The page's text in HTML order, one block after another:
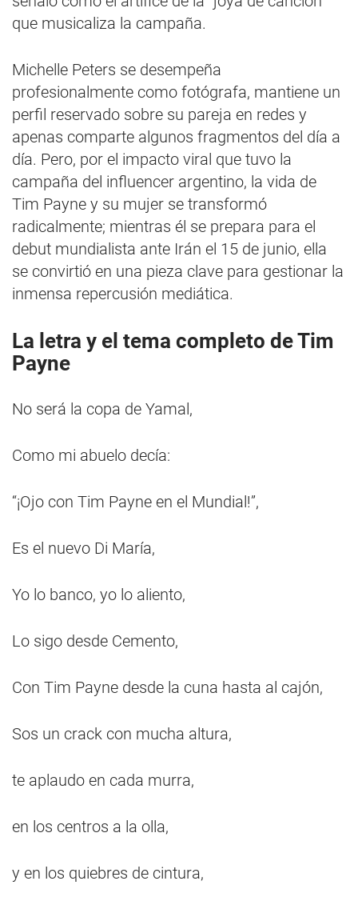
que musicaliza la campaña.
Michelle Peters se desempeña
profesionalmente como fotógrafa, mantiene un
perfil reservado sobre su pareja en redes y
apenas comparte algunos fragmentos del día a
día. Pero, por el impacto viral que tuvo la
campaña del influencer argentino, la vida de
Tim Payne y su mujer se transformó
radicalmente; mientras él se prepara para el
debut mundialista ante Irán el 15 de junio, ella
se convirtió en una pieza clave para gestionar la
inmensa repercusión mediática.
La letra y el tema completo de Tim
Payne
No será la copa de Yamal,
Como mi abuelo decía:
“¡Ojo con Tim Payne en el Mundial!”,
Es el nuevo Di María,
Yo lo banco, yo lo aliento,
Lo sigo desde Cemento,
Con Tim Payne desde la cuna hasta al cajón,
Sos un crack con mucha altura,
te aplaudo en cada murra,
en los centros a la olla,
y en los quiebres de cintura,